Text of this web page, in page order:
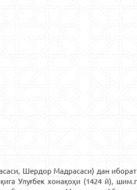
Шердор Мадрасаси) дан
Улуғбек хонақоҳи (1424 й),